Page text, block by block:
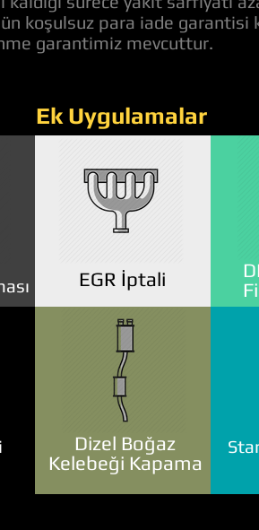
koşulsuz para iade garantisi
garantimiz mevcuttur.
Ek Uygulamalar
EGR İptali
Dizel Boğaz
Kelebeği Kapama